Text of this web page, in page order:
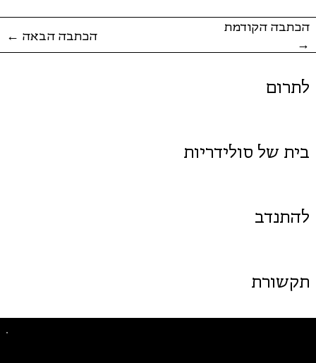
לתרום
להתנדב
תקשורת
בית של סולידריות
← הכתבה הבאה
הכתבה הקודמת
→